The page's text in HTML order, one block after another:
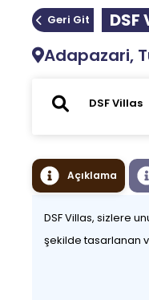
Geri Git
Adapazari,
Açıklama
DSF Villas, sizlere
şekilde tasarlanan